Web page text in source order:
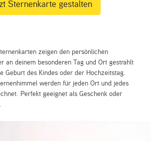
zeigen den persönlichen
an deinem besonderen Tag und Ort gestrahlt
Geburt des Kindes oder der Hochzeitstag.
werden für jeden Ort und jedes
Perfekt geeignet als Geschenk oder